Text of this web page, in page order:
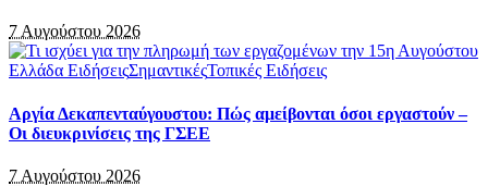
7 Αυγούστου 2026
Ελλάδα ΕιδήσειςΣημαντικέςΤοπικές Ειδήσεις
Αργία Δεκαπενταύγουστου: Πώς αμείβονται όσοι εργαστούν –
Οι διευκρινίσεις της ΓΣΕΕ
7 Αυγούστου 2026